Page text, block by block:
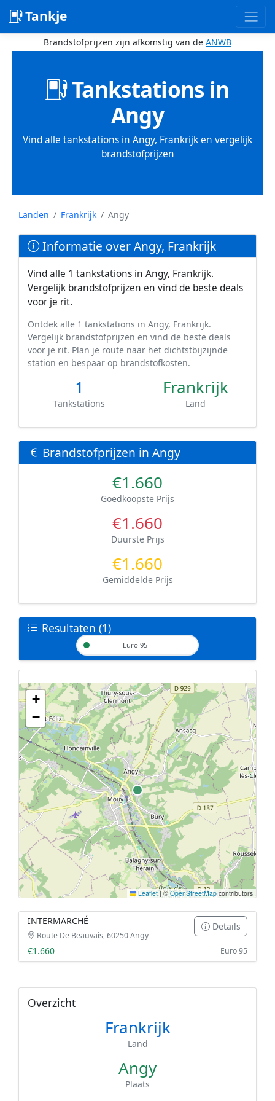
Tankje
Brandstofprijzen zijn afkomstig van de ANWB
Tankstations in
Angy
Vind alle tankstations in Angy, Frankrijk en vergelijk
brandstofprijzen
Landen Frankrijk Angy
Informatie over Angy, Frankrijk
Vind alle 1 tankstations in Angy, Frankrijk.
Vergelijk brandstofprijzen en vind de beste deals
voor je rit.
Ontdek alle 1 tankstations in Angy, Frankrijk.
Vergelijk brandstofprijzen en vind de beste deals
voor je rit. Plan je route naar het dichtstbijzijnde
station en bespaar op brandstofkosten.
1
Tankstations
Frankrijk
Land
Brandstofprijzen in Angy
€1.660
Goedkoopste Prijs
€1.660
Duurste Prijs
€1.660
Gemiddelde Prijs
Resultaten (1)
Euro 95
Geen tankstations met locatiegegevens gevonden.
De kaart kan niet worden weergegeven zonder GPS coördinaten.
+
−
Leaflet |©OpenStreetMap contributors
INTERMARCHÉ
Route De Beauvais, 60250 Angy
Details
€1.660 Euro 95
Overzicht
Frankrijk
Land
Angy
Plaats